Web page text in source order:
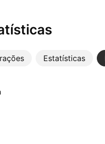
Estatísticas